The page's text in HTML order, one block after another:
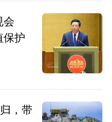
会
保护
，带